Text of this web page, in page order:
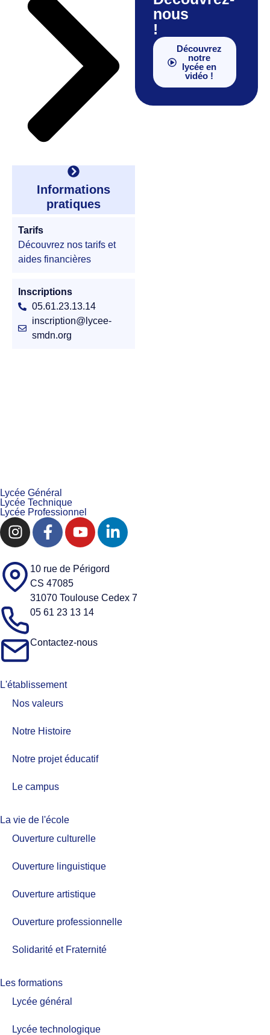
Informations
pratiques
Tarifs
Découvrez nos tarifs et
aides financières
Inscriptions
05.61.23.13.14
inscription@lycee-
smdn.org
nous
!
Découvrez
notre
lycée en
vidéo !
Lycée Général
Lycée Technique
Lycée Professionnel
10 rue de Périgord
CS 47085
31070 Toulouse Cedex 7
05 61 23 13 14
Contactez-nous
L'établissement
Nos valeurs​
Notre Histoire
Notre projet éducatif
Le campus
La vie de l'école
Ouverture culturelle
Ouverture linguistique
Ouverture artistique
Ouverture professionnelle
Solidarité et Fraternité
Les formations
Lycée général
Lycée technologique